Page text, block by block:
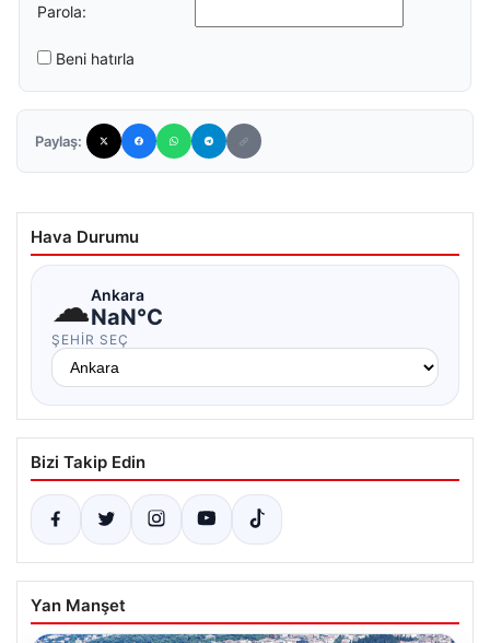
Parola:
Beni hatırla
Paylaş:
Hava Durumu
☁Ankara
NaN°C
ŞEHIR SEÇ
Bizi Takip Edin
Yan Manşet